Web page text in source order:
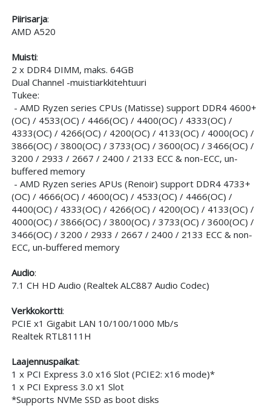
Piirisarja:
AMD A520
Muisti:
2 x DDR4 DIMM, maks. 64GB
Dual Channel -muistiarkkitehtuuri
Tukee:
- AMD Ryzen series CPUs (Matisse) support DDR4 4600+
(OC) / 4533(OC) / 4466(OC) / 4400(OC) / 4333(OC) /
4333(OC) / 4266(OC) / 4200(OC) / 4133(OC) / 4000(OC) /
3866(OC) / 3800(OC) / 3733(OC) / 3600(OC) / 3466(OC) /
3200 / 2933 / 2667 / 2400 / 2133 ECC & non-ECC, un-
buffered memory
- AMD Ryzen series APUs (Renoir) support DDR4 4733+
(OC) / 4666(OC) / 4600(OC) / 4533(OC) / 4466(OC) /
4400(OC) / 4333(OC) / 4266(OC) / 4200(OC) / 4133(OC) /
4000(OC) / 3866(OC) / 3800(OC) / 3733(OC) / 3600(OC) /
3466(OC) / 3200 / 2933 / 2667 / 2400 / 2133 ECC & non-
ECC, un-buffered memory
Audio:
7.1 CH HD Audio (Realtek ALC887 Audio Codec)
Verkkokortti:
PCIE x1 Gigabit LAN 10/100/1000 Mb/s
Realtek RTL8111H
Laajennuspaikat:
1 x PCI Express 3.0 x16 Slot (PCIE2: x16 mode)*
1 x PCI Express 3.0 x1 Slot
*Supports NVMe SSD as boot disks